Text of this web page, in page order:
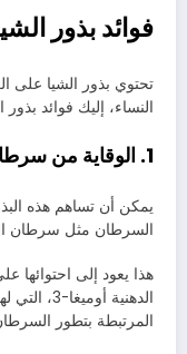
فوائد بذور
تحتوي بذور الشيا على
النساء، إليك فوائد بذور
1. الوقاية من سرطان الثدي
يمكن أن تساهم هذه
السرطان مثل سرطان
هذا يعود إلى احتوائها
الدهنية
المرتبطة بتطور